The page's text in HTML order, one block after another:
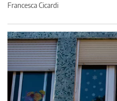
Francesca Cicardi